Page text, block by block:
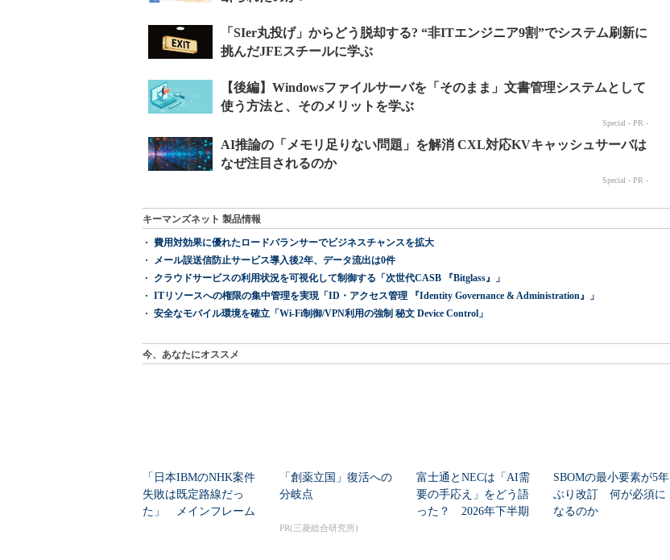
キーマンズネット 製品情報
費用対効果に優れたロードバランサーでビジネスチャンスを拡大
メール誤送信防止サービス導入後2年、データ流出は0件
クラウドサービスの利用状況を可視化して制御する「次世代CASB 『Bitglass』」
ITリソースへの権限の集中管理を実現「ID・アクセス管理 『Identity Governance & Administration』」
安全なモバイル環境を確立「Wi-Fi制御/VPN利用の強制 秘文 Device Control」
今、あなたにオススメ
「日本IBMのNHK案件
失敗は既定路線だっ
た」 メインフレーム
「創薬立国」復活への
分岐点
PR(三菱総合研究所)
富士通とNECは「AI需
要の手応え」をどう語
った？ 2026年下半期
SBOMの最小要素が5年
ぶり改訂 何が必須に
なるのか